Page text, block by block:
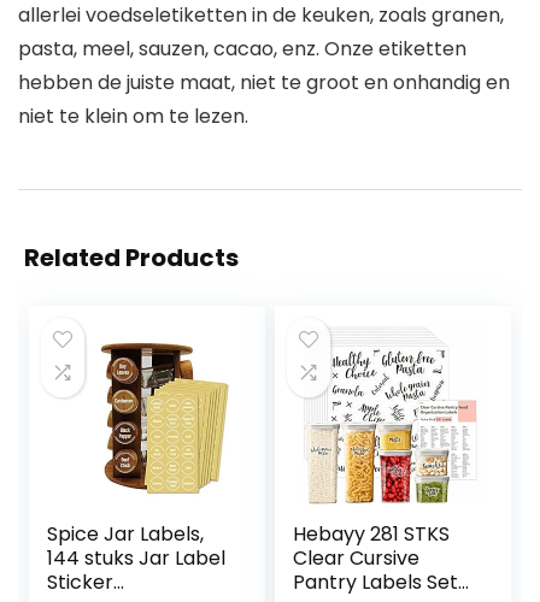
allerlei voedseletiketten in de keuken, zoals granen,
pasta, meel, sauzen, cacao, enz. Onze etiketten
hebben de juiste maat, niet te groot en onhandig en
niet te klein om te lezen.
Related Products
Spice Jar Labels,
144 stuks Jar Label
Sticker
Hebayy 281 STKS
Clear Cursive
Pantry Labels Set